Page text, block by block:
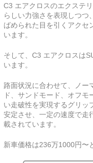
C3 エアクロスのエクステ
らしい力強さを表現しつつ
ばめられた目を引くアクセ
います。
そして、C3 エアクロスは
います。
路面状況に合わせて、ノー
ド、サンドモード、オフ
い走破性を実現するグリッ
安定させ、一定の速度で走
載されています。
新車価格は236万1000円〜